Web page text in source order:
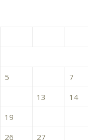
5
7
13 14
19
26
27